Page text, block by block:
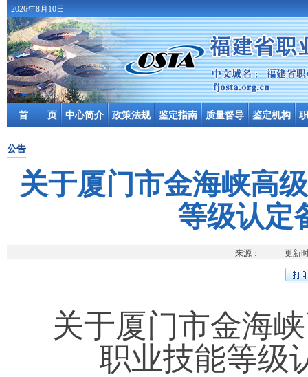
2026年8月10日
首 页 中心简介 政策法规 鉴定指南 质量督导 鉴定机构
公告
关于厦门市金海峡高
等级认定
来源： 更新时
关于厦门市金海
职业技能等级